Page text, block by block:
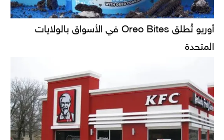
أوريو تُطلق Oreo Bites في الأسواق بالولايات
المتحدة